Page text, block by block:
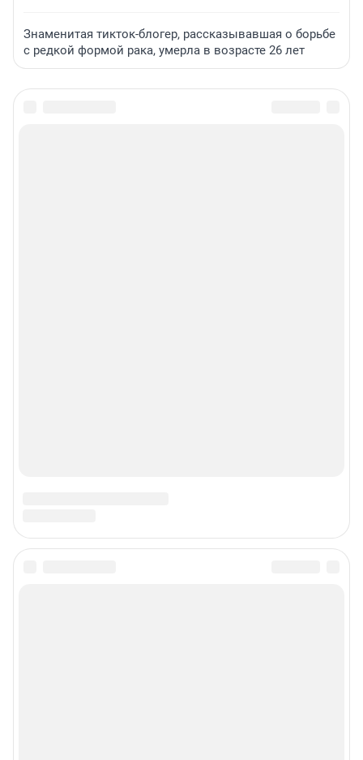
Знаменитая тикток-блогер, рассказывавшая о борьбе
с редкой формой рака, умерла в возрасте 26 лет